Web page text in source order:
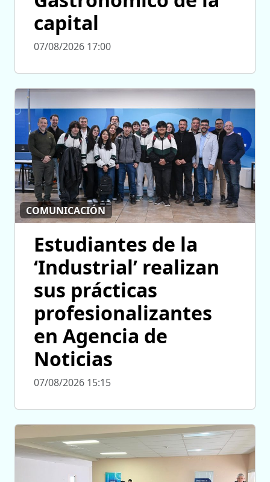
capital
07/08/2026 17:00
COMUNICACIÓN
Estudiantes de la
‘Industrial’ realizan
sus prácticas
profesionalizantes
en Agencia de
Noticias
07/08/2026 15:15